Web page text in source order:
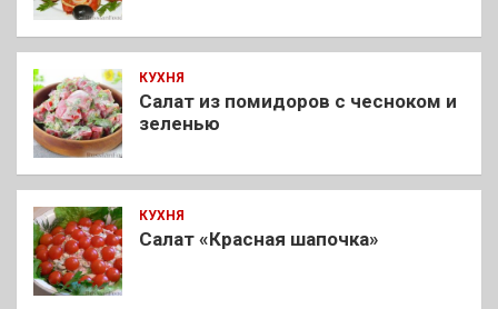
КУХНЯ
Салат из помидоров с чесноком и
зеленью
КУХНЯ
Салат «Красная шапочка»